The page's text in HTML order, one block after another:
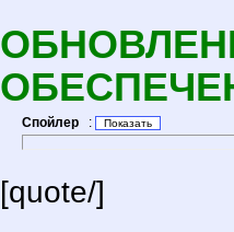
Спойлер :
[quote/]